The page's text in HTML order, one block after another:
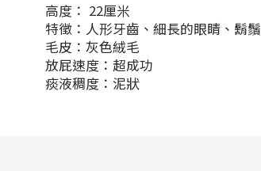
高度： 22厘米
特徵：人形牙齒、細長的眼睛、鬍鬚
毛皮：灰色絨毛
放屁速度：超成功
痰液稠度：泥狀